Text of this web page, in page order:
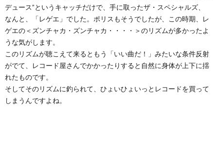
デュース”というキャッチだけで、手に取ったザ・スペシャルズ、
なんと、「レゲエ」でした。ポリスもそうでしたが、この時期、レ
ゲエの＜ズンチャカ・ズンチャカ・・・・＞のリズムが多かったよ
うな気がします。
このリズムが聴こえて来るともう「いい曲だ！」みたいな条件反射
がでて、レコード屋さんでかかったりすると自然に身体が上下に揺
れたものです。
そしてそのリズムに釣られて、ひょいひょいっとレコードを買って
しまうんですよね。